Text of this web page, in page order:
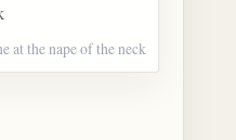
at the nape of the neck